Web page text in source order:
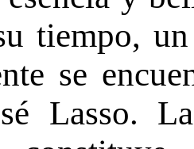
tiempo,
se
Lasso.